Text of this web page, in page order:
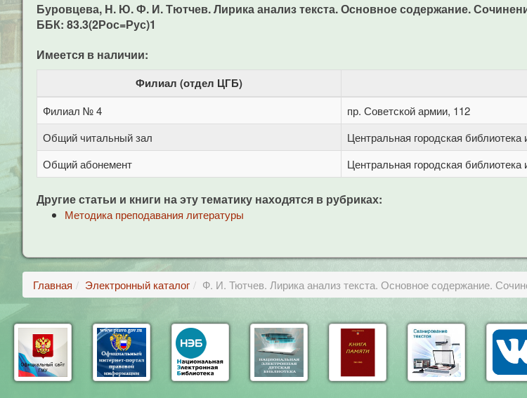
Буровцева, H. Ю. Ф. И. Тютчев. Лирика анализ текста. Основное содержание.
ББК: 83.3(2Рос=Рус)1
Имеется в наличии:
Филиал (отдел ЦГБ)
Филиал № 4 пр. Советской армии, 112
Общий читальный зал
Центральная городская
Общий абонемент
Центральная городская
Другие статьи и книги на эту тематику находятся в рубриках:
Методика преподавания литературы
Главная Электронный каталог Ф. И. Тютчев. Лирика анализ текста. Основное содержание.